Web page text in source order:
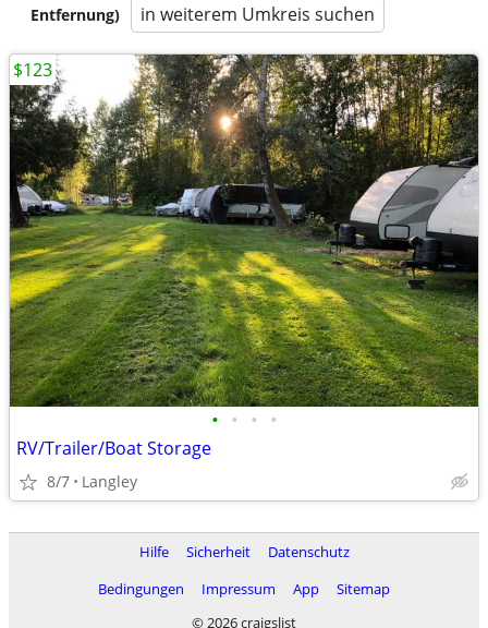
Entfernung)
in weiterem Umkreis suchen
• • • •
RV/Trailer/Boat Storage
8/7 Langley
$123
Hilfe Sicherheit
Datenschutz
Bedingungen
Impressum App
Sitemap
© 2026 craigslist